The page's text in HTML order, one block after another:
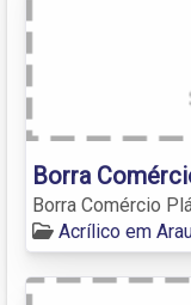
Borra
Borra Comércio
Acrílico em